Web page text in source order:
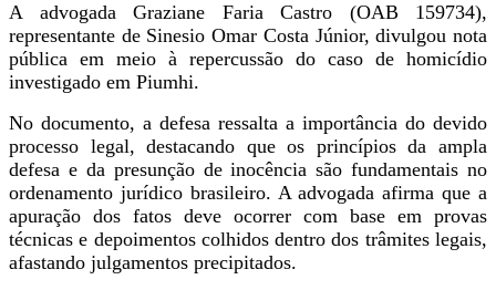
A advogada Graziane Faria Castro (OAB 159734),
representante de Sinesio Omar Costa Júnior, divulgou nota
pública em meio à repercussão do caso de homicídio
investigado em Piumhi.
No documento, a defesa ressalta a importância do devido
processo legal, destacando que os princípios da ampla
defesa e da presunção de inocência são fundamentais no
ordenamento jurídico brasileiro. A advogada afirma que a
apuração dos fatos deve ocorrer com base em provas
técnicas e depoimentos colhidos dentro dos trâmites legais,
afastando julgamentos precipitados.